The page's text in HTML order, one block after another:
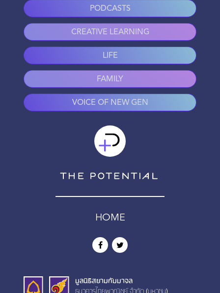
PODCASTS
CREATIVE LEARNING
LIFE
FAMILY
VOICE OF NEW GEN
HOME
มูลนิธิสยามกัมมาจล
ธนาคารไทยพาณิชย์ จำกัด (มหาชน)